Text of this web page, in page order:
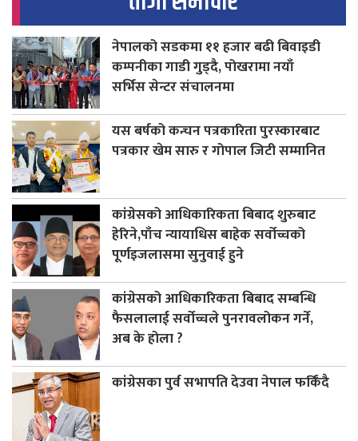
नेपालको सडकमा ११ हजार बढी बिवाइडी
कम्पनीका गाडी गुड्दै, पोखरामा नयाँ
सर्भिस सेन्टर संचालनमा
यस बर्षको कन्चन पत्रकारिता पुरस्कारबाट
पत्रकार खेम सारु र गोपाल जिटी सम्मानित
कांग्रेसको आधिकारिकता बिबाद शुरुबाट
हेरिने,पाँच न्यायाधिस बाहेक सर्वोच्चको
पूर्णइजलासमा सुनुवाई हुने
कांग्रेसको आधिकारिकता बिबाद सम्बन्धि
फैसलालाई सर्वोच्चले पुनरावलोकन गर्ने,
अब के होला ?
कांग्रेसका पुर्व सभापति देउवा नेपाल फर्किंदै